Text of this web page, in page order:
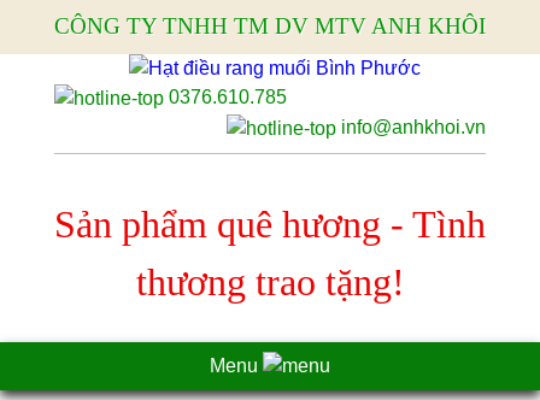
CÔNG TY TNHH TM DV MTV ANH KHÔI
0376.610.785
info@anhkhoi.vn
Sản phẩm quê hương - Tình
thương trao tặng!
Menu